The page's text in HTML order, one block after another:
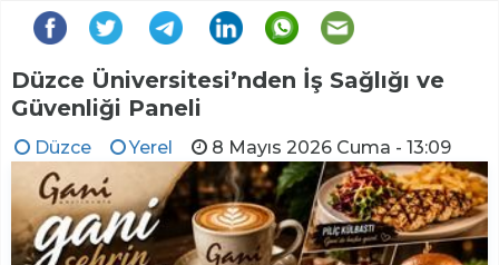
Düzce Üniversitesi’nden İş Sağlığı ve
Güvenliği Paneli
Düzce Yerel 8 Mayıs 2026 Cuma - 13:09